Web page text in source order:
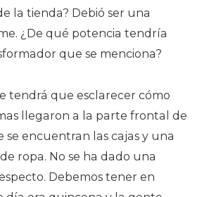
la tienda? Debió ser una
¿De qué potencia tendría
que se menciona?
tendrá que esclarecer cómo
llegaron a la parte frontal de
se encuentran las cajas y una
ropa. No se ha dado una
Debemos tener en